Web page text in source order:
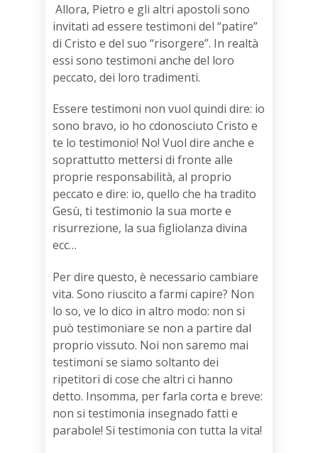
Allora, Pietro e gli altri apostoli sono
invitati ad essere testimoni del “patire”
di Cristo e del suo “risorgere”. In realtà
essi sono testimoni anche del loro
peccato, dei loro tradimenti.
Essere testimoni non vuol quindi dire: io
sono bravo, io ho cdonosciuto Cristo e
te lo testimonio! No! Vuol dire anche e
soprattutto mettersi di fronte alle
proprie responsabilità, al proprio
peccato e dire: io, quello che ha tradito
Gesù, ti testimonio la sua morte e
risurrezione, la sua figliolanza divina
ecc…
Per dire questo, è necessario cambiare
vita. Sono riuscito a farmi capire? Non
lo so, ve lo dico in altro modo: non si
può testimoniare se non a partire dal
proprio vissuto. Noi non saremo mai
testimoni se siamo soltanto dei
ripetitori di cose che altri ci hanno
detto. Insomma, per farla corta e breve:
non si testimonia insegnado fatti e
parabole! Si testimonia con tutta la vita!